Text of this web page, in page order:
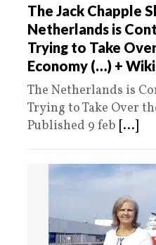
The Jack Chapple
Netherlands is
Trying to Take
Economy (…) +
The Netherlands is
Trying to Take Over
Published 9 feb [...]